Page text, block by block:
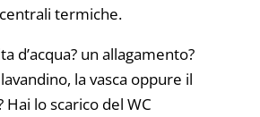
termiche.
d’acqua? un allagamento?
la vasca oppure il
Hai lo scarico del WC